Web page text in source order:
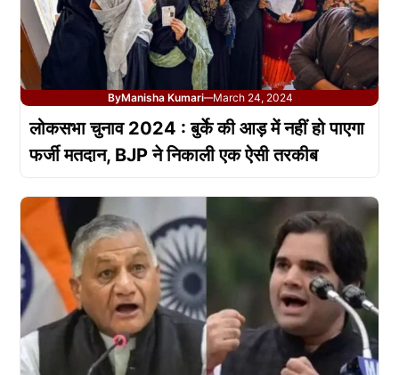
ByManisha Kumari—March 24, 2024
लोकसभा चुनाव 2024 : बुर्के की आड़ में नहीं हो पाएगा
फर्जी मतदान, BJP ने निकाली एक ऐसी तरकीब